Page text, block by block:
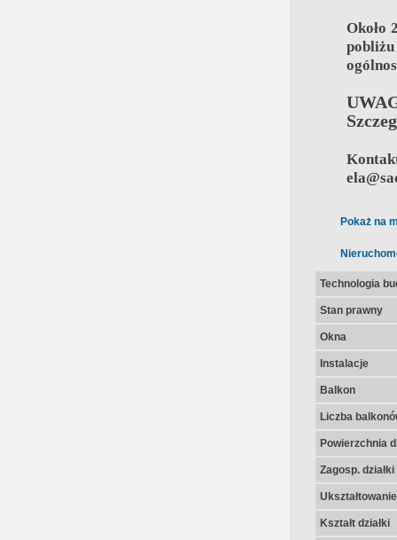
Około
Pokaż na
Technologia
Stan prawny
Okna
Instalacje
Balkon
Liczba
Powierzchnia
Zagosp. działki
Kształt działki